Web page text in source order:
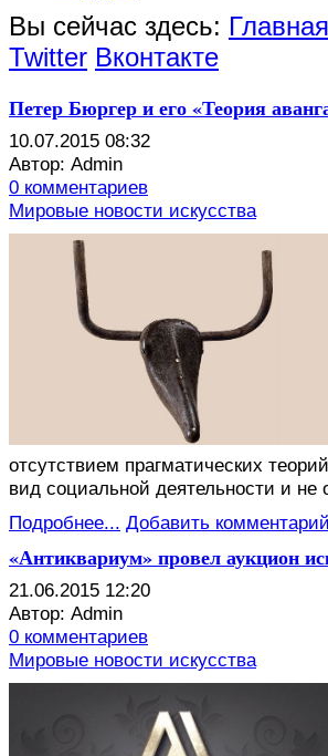
Вы сейчас здесь: Главная
Twitter Вконтакте
Петер Бюргер и его «Теория
10.07.2015 08:32
Автор: Admin
0 комментариев
Мировые новости искусства
отсутствием прагматических
вид социальной деятельности и
Подробнее... Добавить комментарий
«Антиквариум» провел аукцион
21.06.2015 12:20
Автор: Admin
0 комментариев
Мировые новости искусства